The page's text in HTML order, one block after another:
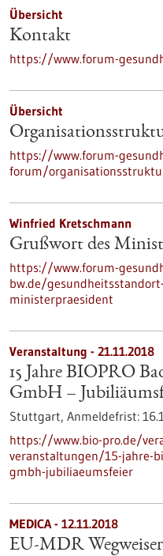
Übersicht
Kontakt
https://www.forum-
Übersicht
https://www.forum-
forum/
Winfried Kretschmann
Grußwort des
https://www.forum-
bw.de/
ministerpraesident
Veranstaltung - 21.11.2018
15 Jahre BIOPRO
GmbH –
Stuttgart, Anmeldefrist:
https://www.bio-pro.de/
veranstaltungen/15-jahre-
gmbh-jubiliaeumsfeier
MEDICA - 12.11.2018
EU-MDR